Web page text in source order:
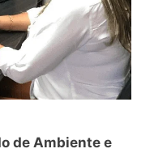
de Ambiente e